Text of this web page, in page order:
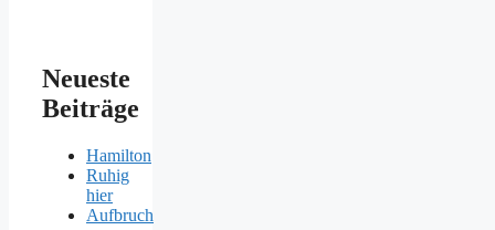
Neueste
Beiträge
Hamilton
Ruhig
hier
Aufbruch